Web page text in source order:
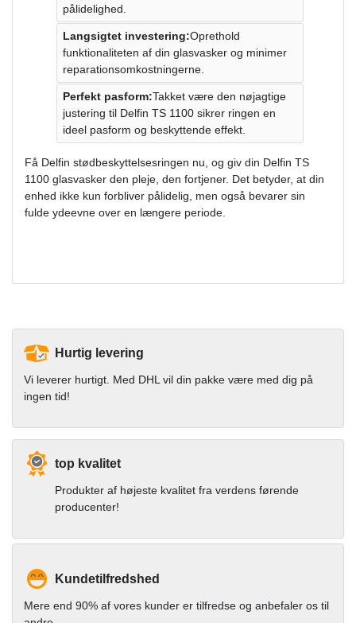
pålidelighed.
Langsigtet investering:Oprethold
funktionaliteten af ​​din glasvasker og minimer
reparationsomkostningerne.
Perfekt pasform:Takket være den nøjagtige
justering til Delfin TS 1100 sikrer ringen en
ideel pasform og beskyttende effekt.
Få Delfin stødbeskyttelsesringen nu, og giv din Delfin TS
1100 glasvasker den pleje, den fortjener. Det betyder, at din
enhed ikke kun forbliver pålidelig, men også bevarer sin
fulde ydeevne over en længere periode.
Hurtig levering
Vi leverer hurtigt. Med DHL vil din pakke være med dig på
ingen tid!
top kvalitet
Produkter af højeste kvalitet fra verdens førende
producenter!
Kundetilfredshed
Mere end 90% af vores kunder er tilfredse og anbefaler os til